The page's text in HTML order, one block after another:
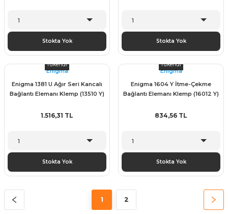
Stokta Yok Stokta Yok
Tükendi
Enigma
Enigma 1381 U Ağır Seri Kancalı
Bağlantı Elemanı Klemp (13510 Y)
1.516,31 TL
Stokta Yok
Tükendi
Enigma
Enigma 1604 Y İtme-Çekme
Bağlantı Elemanı Klemp (16012 Y)
834,56 TL
Stokta Yok
1 2